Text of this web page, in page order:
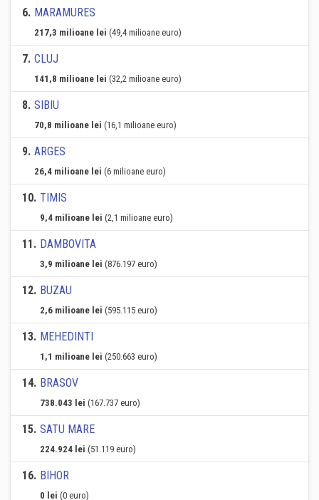
6. MARAMURES
217,3 milioane lei (49,4 milioane euro)
7. CLUJ
141,8 milioane lei (32,2 milioane euro)
8. SIBIU
70,8 milioane lei (16,1 milioane euro)
9. ARGES
26,4 milioane lei (6 milioane euro)
10. TIMIS
9,4 milioane lei (2,1 milioane euro)
11. DAMBOVITA
3,9 milioane lei (876.197 euro)
12. BUZAU
2,6 milioane lei (595.115 euro)
13. MEHEDINTI
1,1 milioane lei (250.663 euro)
14. BRASOV
738.043 lei (167.737 euro)
15. SATU MARE
224.924 lei (51.119 euro)
16. BIHOR
0 lei (0 euro)